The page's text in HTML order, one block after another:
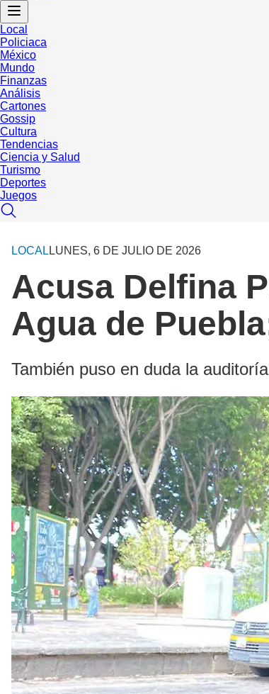
Local
Policiaca
México
Mundo
Finanzas
Análisis
Cartones
Gossip
Cultura
Tendencias
Ciencia y Salud
Turismo
Deportes
Juegos
LOCAL LUNES, 6 DE JULIO DE 2026
Acusa Delfina
Agua de
También puso en duda la